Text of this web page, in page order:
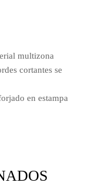
multizona
cortantes se
en estampa